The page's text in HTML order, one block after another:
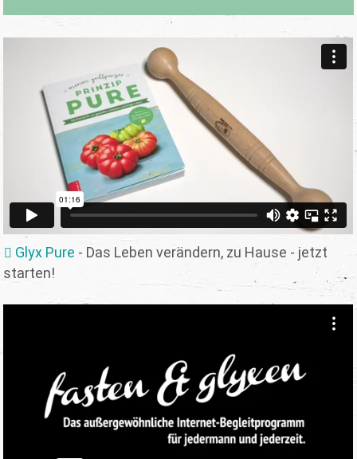
Glyx Pure - Das Leben verändern, zu Hause - jetzt
starten!